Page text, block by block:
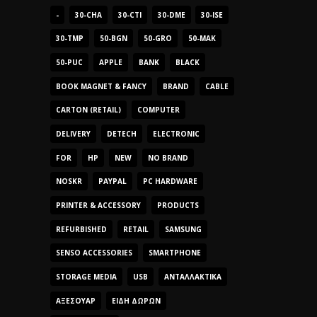
- 30-CHA 30-CTI 30-DME 30-ISE
30-TMP 50-BGN 50-GRO 50-MAK
50-PUC APPLE BANK BLACK
BOOK MAGNET & FANCY BRAND CABLE
CARTON (RETAIL) COMPUTER
DELIVERY DETECH ELECTRONIC
FOR HP NEW NO BRAND
NOSKR PAYPAL PC HARDWARE
PRINTER & ACCESSORY PRODUCTS
REFURBISHED RETAIL SAMSUNG
SENSO ACCESSORIES SMARTPHONE
STORAGE MEDIA USB ΑΝΤΑΛΛΑΚΤΙΚΆ
ΑΞΕΣΟΥΆΡ ΕΊΔΗ ΔΏΡΩΝ